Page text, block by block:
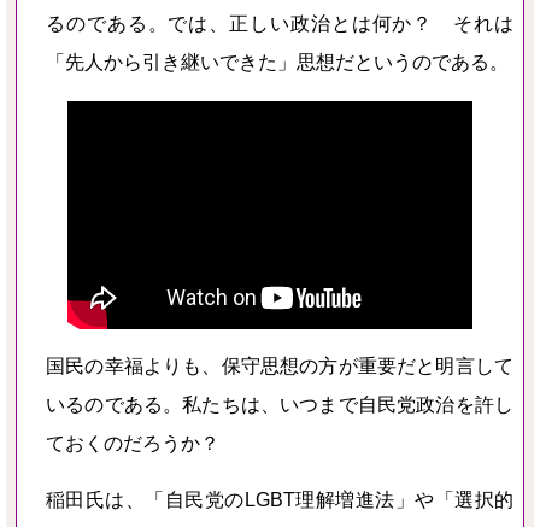
るのである。では、正しい政治とは何か？ それは
「先人から引き継いできた」思想だというのである。
国民の幸福よりも、保守思想の方が重要だと明言して
いるのである。私たちは、いつまで自民党政治を許し
ておくのだろうか？
稲田氏は、「自民党のLGBT理解増進法」や「選択的